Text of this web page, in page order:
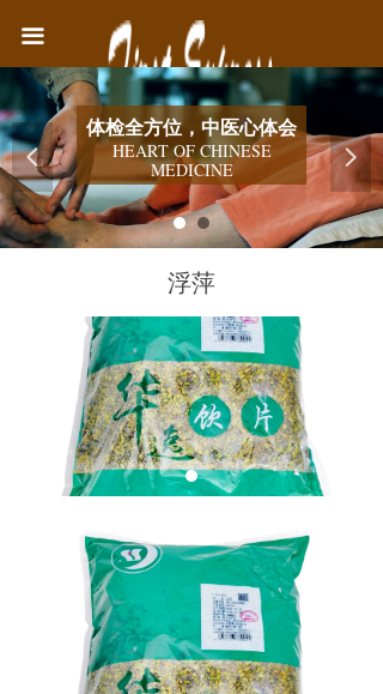
끀
首页
中医院简介
医疗业务
健康教育
联系我们
体检全方位，中医心体会
HEART OF CHINESE
MEDICINE
넳 넲
浮萍